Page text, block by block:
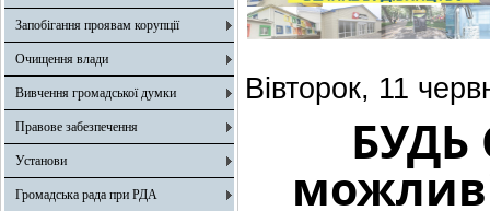
Запобігання проявам корупції
Очищення влади
Вивчення громадської думки
Правове забезпечення
Установи
Громадська рада при РДА
Вівторок, 11
БУДЬ